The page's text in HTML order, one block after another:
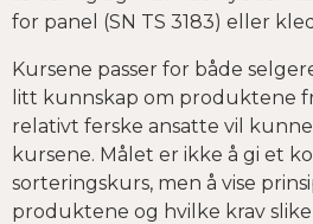
for panel (SN TS 3183) eller
Kursene passer for både
litt kunnskap om produktene
relativt ferske ansatte vil
kursene. Målet er ikke å gi et
sorteringskurs, men å vise
produktene og hvilke krav